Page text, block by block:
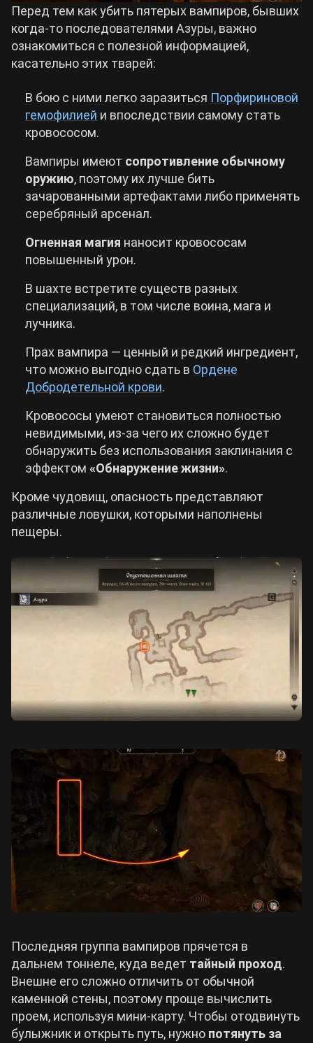
Перед тем как убить пятерых вампиров, бывших
когда-то последователями Азуры, важно
ознакомиться с полезной информацией,
касательно этих тварей:
В бою с ними легко заразиться Порфириновой
гемофилией и впоследствии самому стать
кровососом.
Вампиры имеют сопротивление обычному
оружию, поэтому их лучше бить
зачарованными артефактами либо применять
серебряный арсенал.
Огненная магия наносит кровососам
повышенный урон.
В шахте встретите существ разных
специализаций, в том числе воина, мага и
лучника.
Прах вампира — ценный и редкий ингредиент,
что можно выгодно сдать в Ордене
Добродетельной крови.
Кровососы умеют становиться полностью
невидимыми, из-за чего их сложно будет
обнаружить без использования заклинания с
эффектом «Обнаружение жизни».
Кроме чудовищ, опасность представляют
различные ловушки, которыми наполнены
пещеры.
Последняя группа вампиров прячется в
дальнем тоннеле, куда ведет тайный проход.
Внешне его сложно отличить от обычной
каменной стены, поэтому проще вычислить
проем, используя мини-карту. Чтобы отодвинуть
булыжник и открыть путь, нужно потянуть за